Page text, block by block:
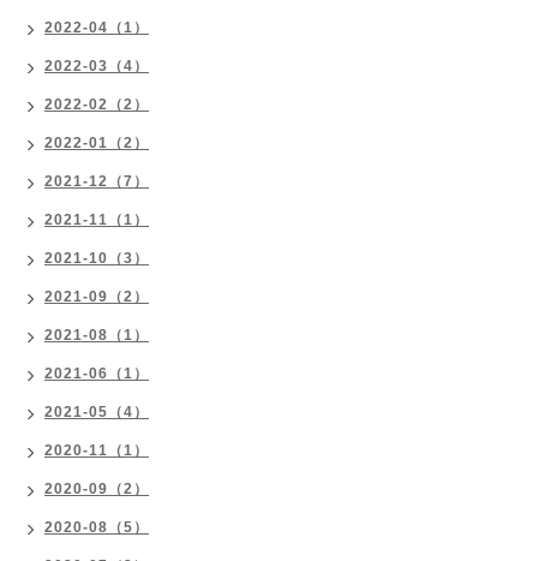
2022-04（1）
2022-03（4）
2022-02（2）
2022-01（2）
2021-12（7）
2021-11（1）
2021-10（3）
2021-09（2）
2021-08（1）
2021-06（1）
2021-05（4）
2020-11（1）
2020-09（2）
2020-08（5）